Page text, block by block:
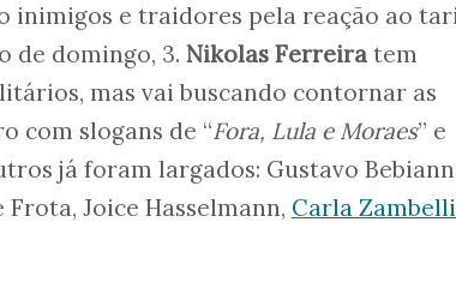
inimigos e traidores pela reação ao
de domingo, 3. Nikolas Ferreira tem
mas vai buscando contornar as
com slogans de “Fora, Lula e Moraes” e
já foram largados: Gustavo
Joice Hasselmann, Carla Zambelli